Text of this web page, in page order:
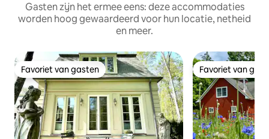
Gasten zijn het ermee eens: deze accommodaties
worden hoog gewaardeerd voor hun locatie, netheid
en meer.
Favoriet van gasten
Favoriet van gasten Favoriet van
Favoriet van